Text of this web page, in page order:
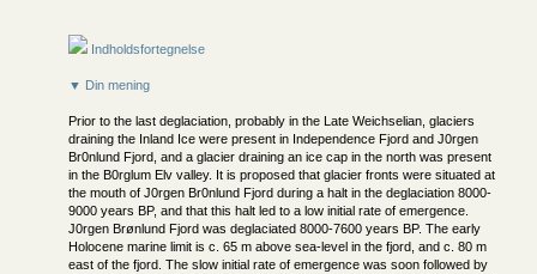
Indholdsfortegnelse
▼ Din mening
Prior to the last deglaciation, probably in the Late Weichselian, glaciers
draining the Inland Ice were present in Independence Fjord and J0rgen
Br0nlund Fjord, and a glacier draining an ice cap in the north was present
in the B0rglum Elv valley. It is proposed that glacier fronts were situated at
the mouth of J0rgen Br0nlund Fjord during a halt in the deglaciation 8000-
9000 years BP, and that this halt led to a low initial rate of emergence.
J0rgen Brønlund Fjord was deglaciated 8000-7600 years BP. The early
Holocene marine limit is c. 65 m above sea-level in the fjord, and c. 80 m
east of the fjord. The slow initial rate of emergence was soon followed by